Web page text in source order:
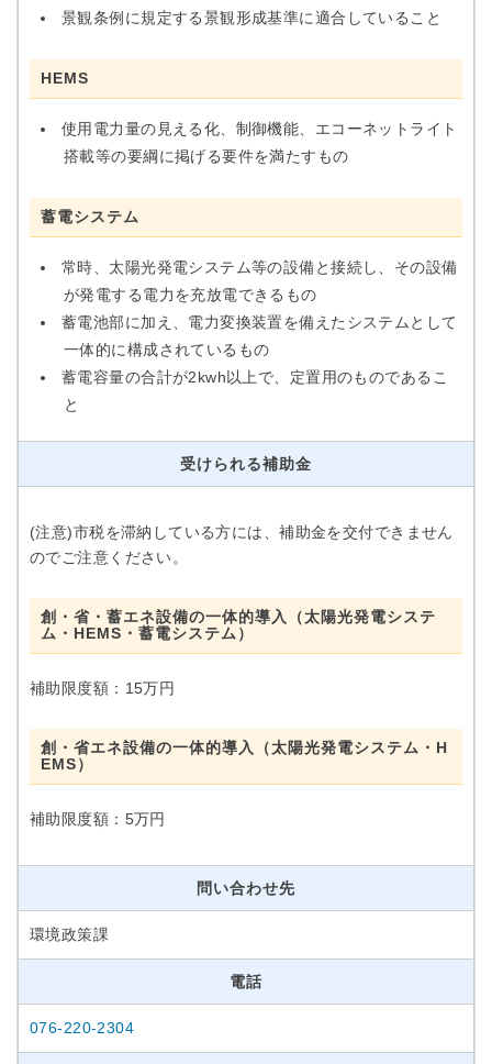
景観条例に規定する景観形成基準に適合していること
HEMS
使用電力量の見える化、制御機能、エコーネットライト
搭載等の要綱に掲げる要件を満たすもの
蓄電システム
常時、太陽光発電システム等の設備と接続し、その設備
が発電する電力を充放電できるもの
蓄電池部に加え、電力変換装置を備えたシステムとして
一体的に構成されているもの
蓄電容量の合計が2kwh以上で、定置用のものであるこ
と
受けられる補助金
(注意)市税を滞納している方には、補助金を交付できません
のでご注意ください。
創・省・蓄エネ設備の一体的導入（太陽光発電システ
ム・HEMS・蓄電システム）
補助限度額：15万円
創・省エネ設備の一体的導入（太陽光発電システム・H
EMS）
補助限度額：5万円
問い合わせ先
環境政策課
電話
076-220-2304